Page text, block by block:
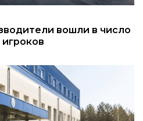
вошли в число